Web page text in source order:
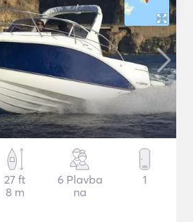
27 ft
8 m
6 Plavba
na
1